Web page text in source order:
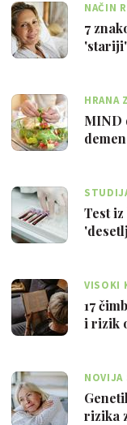
NAČIN
7
HRANA
MIND
Test
VISOKI
17
i rizik
NOVIJA
rizika